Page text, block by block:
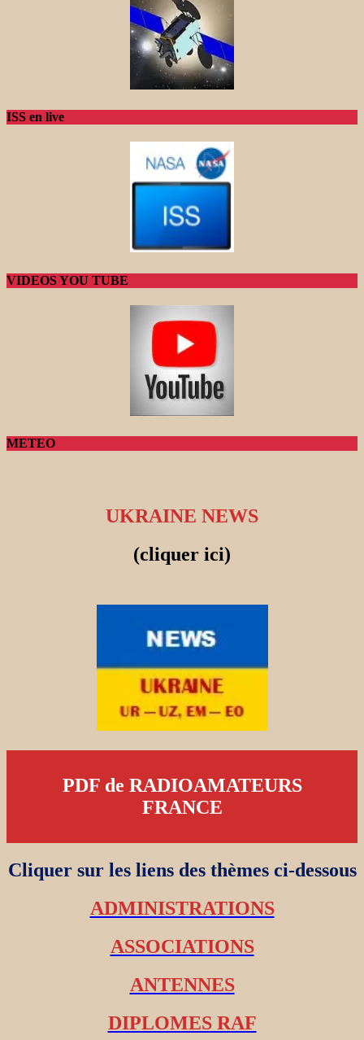
ISS en live
VIDEOS YOU TUBE
METEO
UKRAINE NEWS
(cliquer ici)
PDF de RADIOAMATEURS
FRANCE
Cliquer sur les liens des thèmes ci-dessous
ADMINISTRATIONS
ASSOCIATIONS
ANTENNES
DIPLOMES RAF